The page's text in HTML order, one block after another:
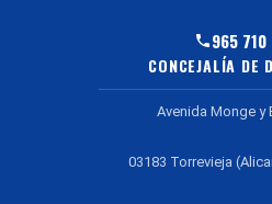
965
CONCEJALÍA DE
Avenida Monge y
03183 Torrevieja